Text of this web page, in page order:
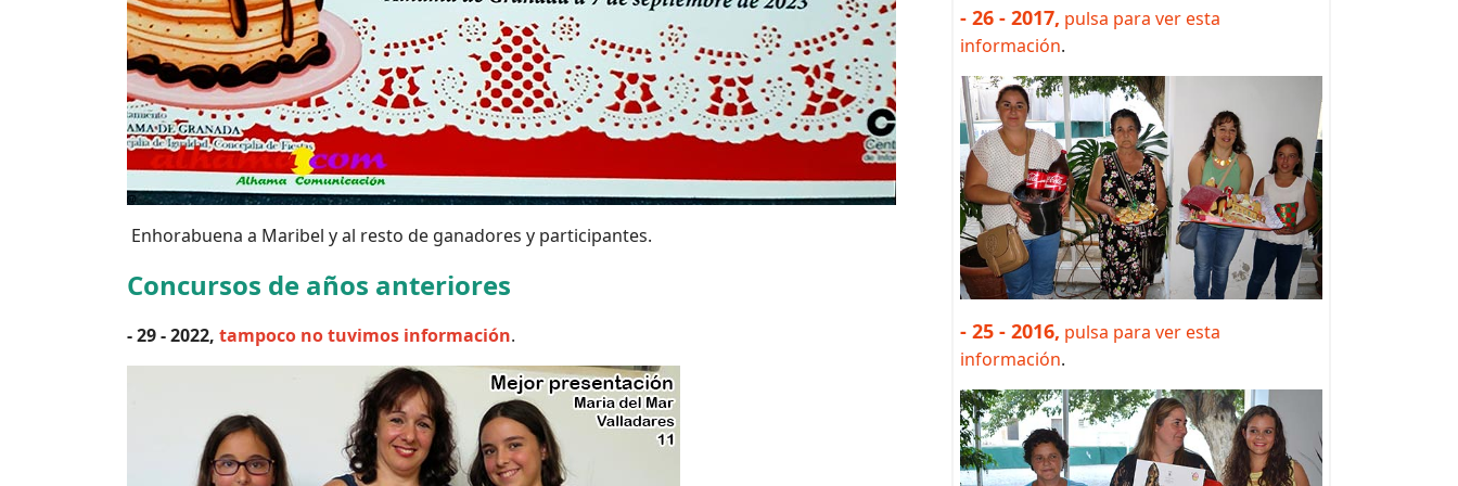
Enhorabuena a Maribel y al resto de ganadores y participantes.
Concursos de años anteriores
- 29 - 2022, tampoco no tuvimos información.
- 26 - 2017, pulsa para ver esta
información.
- 25 - 2016, pulsa para ver esta
información.